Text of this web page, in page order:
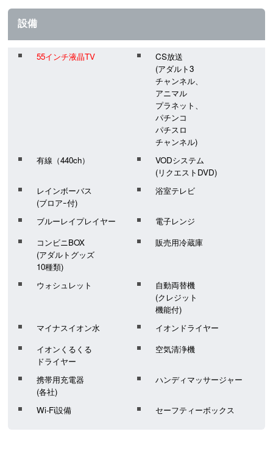
設備
55インチ液晶TV
CS放送
(アダルト3
チャンネル、
アニマル
プラネット、
パチンコ
パチスロ
チャンネル)
有線（440ch）
VODシステム
(リクエストDVD)
レインボーバス
(ブロアｰ付)
浴室テレビ
ブルーレイプレイヤー
電子レンジ
コンビニBOX
(アダルトグッズ
10種類)
販売用冷蔵庫
ウォシュレット
自動両替機
(クレジット
機能付)
マイナスイオン水
イオンドライヤー
イオンくるくる
ドライヤー
空気清浄機
携帯用充電器
(各社)
ハンディマッサージャー
Wi-Fi設備 セーフティーボックス